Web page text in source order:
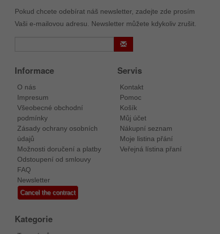
Pokud chcete odebírat náš newsletter, zadejte zde prosím
Vaši e-mailovou adresu. Newsletter můžete kdykoliv zrušit.
Informace
O nás
Impresum
Všeobecné obchodní
podmínky
Zásady ochrany osobních
údajů
Možnosti doručení a platby
Odstoupení od smlouvy
FAQ
Newsletter
Cancel the contract
Servis
Kontakt
Pomoc
Košík
Můj účet
Nákupní seznam
Moje listina přání
Veřejná lístina přaní
Kategorie